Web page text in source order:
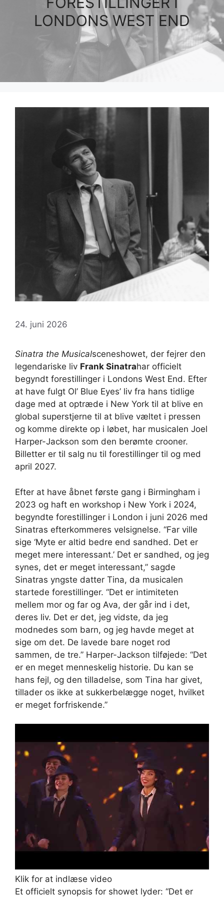
LONDONS WEST END
24. juni 2026
Sinatra the Musicalsceneshowet, der fejrer den
legendariske liv Frank Sinatrahar officielt
begyndt forestillinger i Londons West End. Efter
at have fulgt Ol’ Blue Eyes’ liv fra hans tidlige
dage med at optræde i New York til at blive en
global superstjerne til at blive væltet i pressen
og komme direkte op i løbet, har musicalen Joel
Harper-Jackson som den berømte crooner.
Billetter er til salg nu til forestillinger til og med
april 2027.
Efter at have åbnet første gang i Birmingham i
2023 og haft en workshop i New York i 2024,
begyndte forestillinger i London i juni 2026 med
Sinatras efterkommeres velsignelse. “Far ville
sige ‘Myte er altid bedre end sandhed. Det er
meget mere interessant.’ Det er sandhed, og jeg
synes, det er meget interessant,” sagde
Sinatras yngste datter Tina, da musicalen
startede forestillinger. “Det er intimiteten
mellem mor og far og Ava, der går ind i det,
deres liv. Det er det, jeg vidste, da jeg
modnedes som barn, og jeg havde meget at
sige om det. De lavede bare noget rod
sammen, de tre.” Harper-Jackson tilføjede: “Det
er en meget menneskelig historie. Du kan se
hans fejl, og den tilladelse, som Tina har givet,
tillader os ikke at sukkerbelægge noget, hvilket
er meget forfriskende.”
Klik for at indlæse video
Et officielt synopsis for showet lyder: “Det er